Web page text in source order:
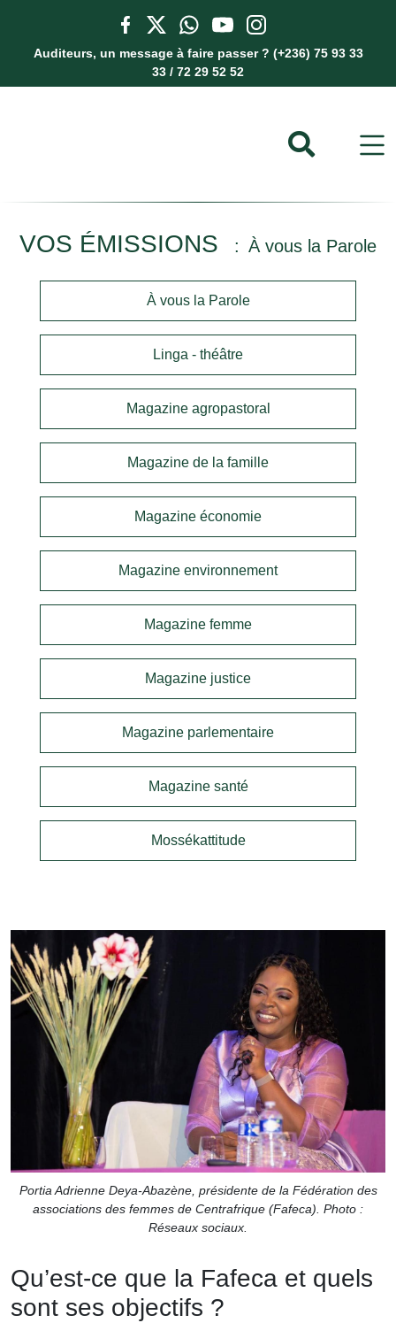
Auditeurs, un message à faire passer ? (+236) 75 93 33
33 / 72 29 52 52
VOS ÉMISSIONS À vous la Parole
À vous la Parole
Linga - théâtre
Magazine agropastoral
Magazine de la famille
Magazine économie
Magazine environnement
Magazine femme
Magazine justice
Magazine parlementaire
Magazine santé
Mossékattitude
Portia Adrienne Deya-Abazène, présidente de la Fédération des
associations des femmes de Centrafrique (Fafeca). Photo :
Réseaux sociaux.
Qu’est-ce que la Fafeca et quels
sont ses objectifs ?